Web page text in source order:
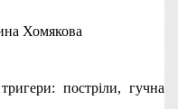
Хомякова
постріли, гучна